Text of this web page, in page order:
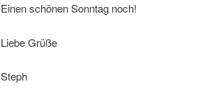
Einen schönen Sonntag noch!
Liebe Grüße
Steph